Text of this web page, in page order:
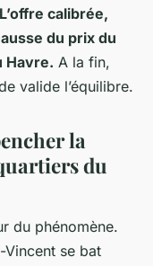
L’offre calibrée,
du prix du
Havre. A la fin,
valide l’équilibre.
la
du
du phénomène.
Vincent se bat